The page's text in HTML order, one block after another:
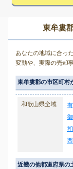
東牟婁
あなたの地域に合っ
変動や、実際の売却
東牟婁郡の市区町村
和歌山県全域
近畿の他都道府県の